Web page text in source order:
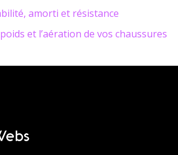
amorti et résistance
et l’aération de vos chaussures